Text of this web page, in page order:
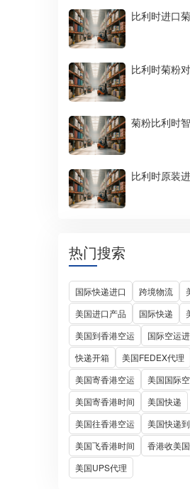
比利时进口
比利时菊粉
菊粉比利时
比利时原装
热门搜索
国际快递进口 跨境物流
美国进口产品
国际快递
美国到香港空运
国际空运
快递开箱
美国FEDEX代理
美国寄香港空运
美国国际
美国寄香港时间
美国快递
美国往香港空运
美国快递
美国飞香港时间
香港收美
美国UPS代理